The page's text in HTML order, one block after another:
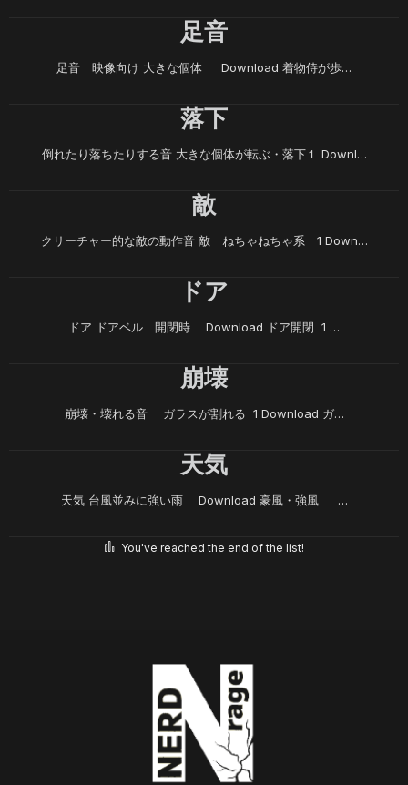
足音
足音 映像向け 大きな個体 Download 着物侍が歩…
落下
倒れたり落ちたりする音 大きな個体が転ぶ・落下１ Downl…
敵
クリーチャー的な敵の動作音 敵 ねちゃねちゃ系 1 Down…
ドア
ドア ドアベル 開閉時 Download ドア開閉 1 …
崩壊
崩壊・壊れる音 ガラスが割れる 1 Download ガ…
天気
天気 台風並みに強い雨 Download 豪風・強風 …
You've reached the end of the list!